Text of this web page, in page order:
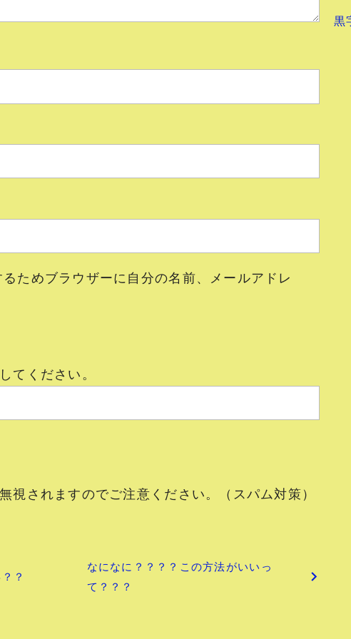
ためブラウザーに自分の名前、メールアドレ
てください。
視されますのでご注意ください。（スパム対策）
？
なになに？？？？この方法がいいっ
て？？？
黒